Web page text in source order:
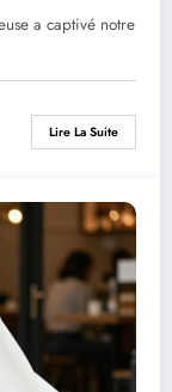
a captivé notre
Lire La Suite